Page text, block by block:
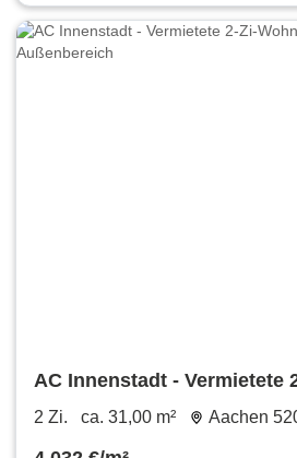
AC Innenstadt - Vermietete
mit großem Außenbereich
2 Zi. ca. 31,00 m² Aachen